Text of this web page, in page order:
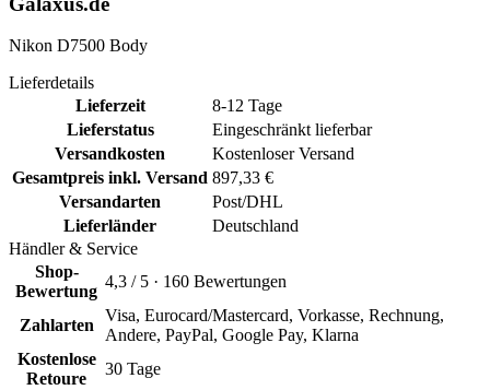
Nikon D7500 Body
Lieferdetails
Lieferzeit
8-12 Tage
Lieferstatus
Eingeschränkt lieferbar
Versandkosten
Kostenloser Versand
Gesamtpreis inkl. Versand 897,33 €
Versandarten
Post/DHL
Lieferländer
Deutschland
Händler & Service
Shop-
Bewertung
4,3 / 5 · 160 Bewertungen
Zahlarten
Visa, Eurocard/Mastercard, Vorkasse, Rechnung,
Andere, PayPal, Google Pay, Klarna
Kostenlose
Retoure
30 Tage